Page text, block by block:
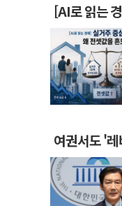
[AI로 읽는
여권서도 '